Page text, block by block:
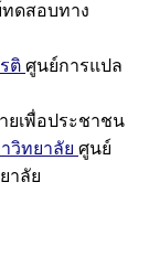
ดสอบทาง
ติ ศูนย์การแปล
ยเพื่อประชาชน
วิทยาลัย ศูนย์
าลัย